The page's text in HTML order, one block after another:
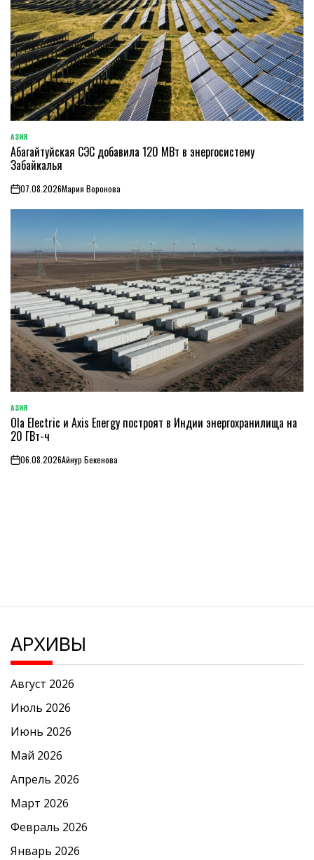
ОПУБЛИКОВАНО
В
АЗИЯ
Абагайтуйская СЭС добавила 120 МВт в энергосистему
Забайкалья
on07.08.2026Мария Воронова
ОПУБЛИКОВАНО
В
АЗИЯ
Ola Electric и Axis Energy построят в Индии энергохранилища на
20 ГВт-ч
on06.08.2026Айнур Бекенова
АРХИВЫ
Август 2026
Июль 2026
Июнь 2026
Май 2026
Апрель 2026
Март 2026
Февраль 2026
Январь 2026